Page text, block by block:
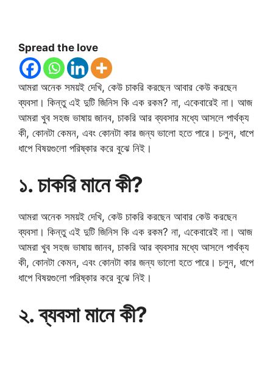
Spread the love
আমরা অনেক সময়ই দেখি, কেউ চাকরি করছেন আবার কেউ করছেন
ব্যবসা। কিন্তু এই দুটি জিনিস কি এক রকম? না, একেবারেই না। আজ
আমরা খুব সহজ ভাষায় জানব, চাকরি আর ব্যবসার মধ্যে আসলে পার্থক্য
কী, কোনটা কেমন, এবং কোনটা কার জন্য ভালো হতে পারে। চলুন, ধাপে
ধাপে বিষয়গুলো পরিষ্কার করে বুঝে নিই।
১. চাকরি মানে কী?
আমরা অনেক সময়ই দেখি, কেউ চাকরি করছেন আবার কেউ করছেন
ব্যবসা। কিন্তু এই দুটি জিনিস কি এক রকম? না, একেবারেই না। আজ
আমরা খুব সহজ ভাষায় জানব, চাকরি আর ব্যবসার মধ্যে আসলে পার্থক্য
কী, কোনটা কেমন, এবং কোনটা কার জন্য ভালো হতে পারে। চলুন, ধাপে
ধাপে বিষয়গুলো পরিষ্কার করে বুঝে নিই।
২. ব্যবসা মানে কী?